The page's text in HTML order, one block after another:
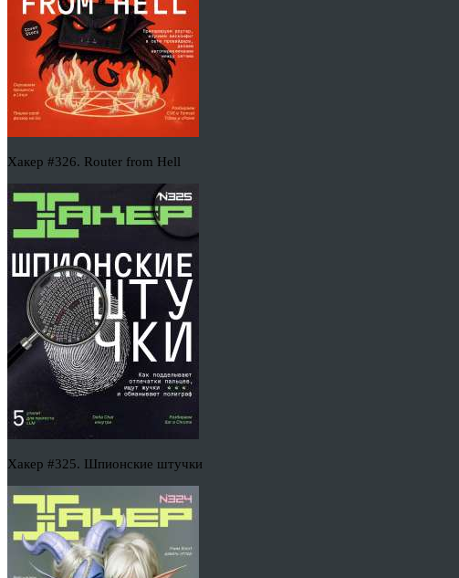
Хакер #326. Router from Hell
Хакер #325. Шпионские штучки